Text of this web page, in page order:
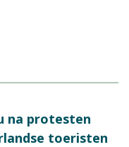
na protesten
toeristen